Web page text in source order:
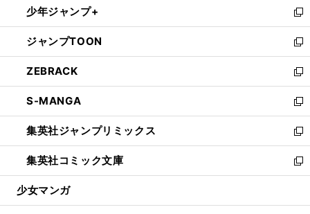
く
で
開
く
ド
ウ
で
開
く
ィ
ン
ド
ウ
で
開
く
い
ウ
ィ
ン
ド
ウ
で
開
く
少年ジャンプ+
新
し
い
ウ
ィ
ン
ド
ウ
で
開
く
ジャンプTOON
新
し
い
ウ
ィ
ン
ド
ウ
で
開
ZEBRACK
新
し
い
ウ
ィ
ン
ド
ウ
開
S-MANGA
新
し
い
ウ
ィ
ン
ウ
集英社ジャンプリミックス
新
し
い
ウ
ン
集英社コミック文庫
新
し
ウ
少女マンガ